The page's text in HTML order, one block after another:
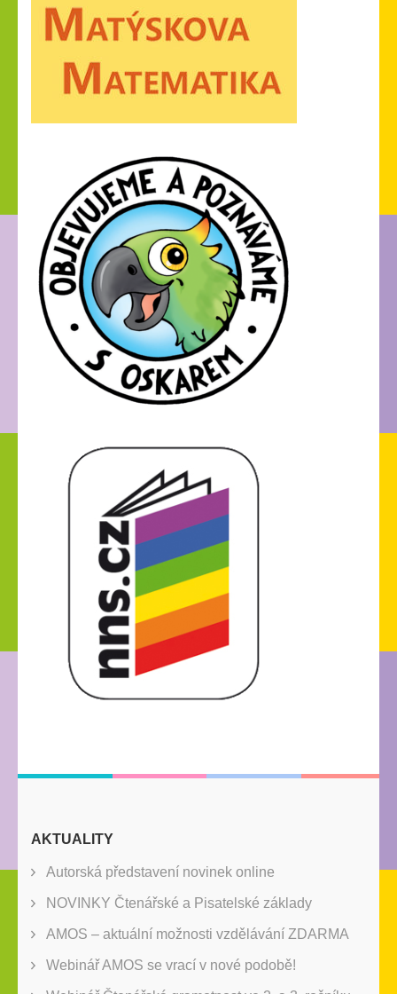
AKTUALITY
Autorská představení novinek online
NOVINKY Čtenářské a Pisatelské základy
AMOS – aktuální možnosti vzdělávání ZDARMA
Webinář AMOS se vrací v nové podobě!